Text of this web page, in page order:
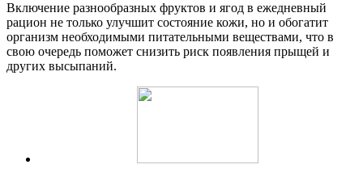
Включение разнообразных фруктов и ягод в ежедневный
рацион не только улучшит состояние кожи, но и обогатит
организм необходимыми питательными веществами, что в
свою очередь поможет снизить риск появления прыщей и
других высыпаний.